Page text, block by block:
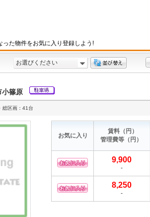
った物件をお気に入り登録しよう!
お選びください
篠原
総区画：41台
お気に入り
賃料（円）
管理費等（円）
9,900
-
8,250
-